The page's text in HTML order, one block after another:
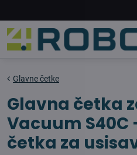
Glavne četke
Glavna četka
Vacuum S40C
četka za